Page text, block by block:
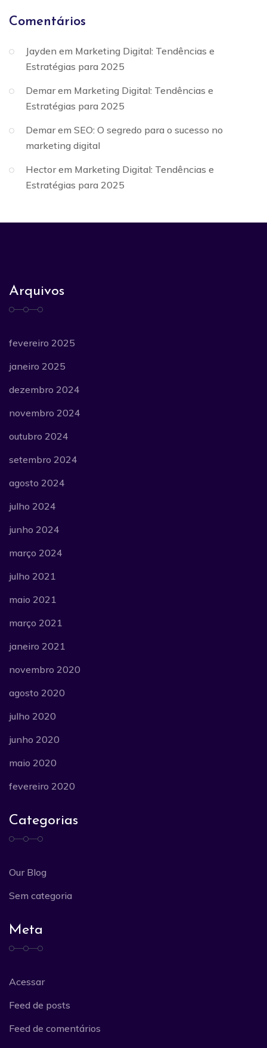
Comentários
Jayden em Marketing Digital: Tendências e
Estratégias para 2025
Demarem Marketing Digital: Tendências e
Estratégias para 2025
Demarem SEO: O segredo para o sucesso no
marketing digital
Hectorem Marketing Digital: Tendências e
Estratégias para 2025
Arquivos
fevereiro 2025
janeiro 2025
dezembro 2024
novembro 2024
outubro 2024
setembro 2024
agosto 2024
julho 2024
junho 2024
março 2024
julho 2021
maio 2021
março 2021
janeiro 2021
novembro 2020
agosto 2020
julho 2020
junho 2020
maio 2020
fevereiro 2020
Categorias
Our Blog
Sem categoria
Meta
Acessar
Feed de posts
Feed de comentários